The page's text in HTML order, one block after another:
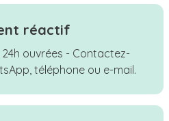
réactif
ouvrées - Contactez-
téléphone ou e-mail.